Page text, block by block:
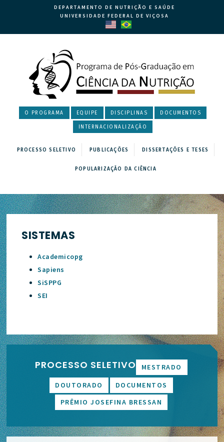
DEPARTAMENTO DE NUTRIÇÃO E SAÚDE
UNIVERSIDADE FEDERAL DE VIÇOSA
O PROGRAMA EQUIPE DISCIPLINAS DOCUMENTOS
INTERNACIONALIZAÇÃO
PROCESSO SELETIVO PUBLICAÇÕES DISSERTAÇÕES E TESES
POPULARIZAÇÃO DA CIÊNCIA
SISTEMAS
Academicopg
Sapiens
SiSPPG
SEI
PROCESSO SELETIVO
MESTRADO
DOUTORADO
DOCUMENTOS
PRÊMIO JOSEFINA BRESSAN